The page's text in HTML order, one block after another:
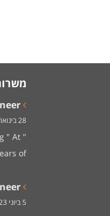
–…
28 בינואר 2025
" At
of…
5 ביוני 2023